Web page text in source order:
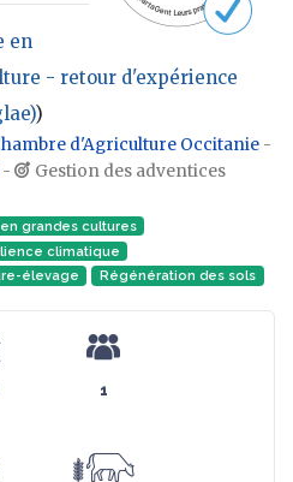
en
- retour d'expérience
)
d'Agriculture Occitanie -
- Gestion des adventices
grandes cultures
climatique
élevage Régénération des sols
1